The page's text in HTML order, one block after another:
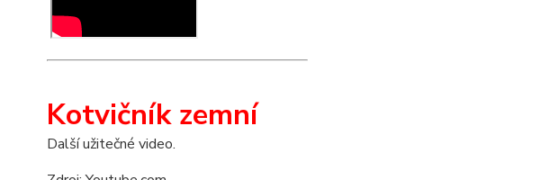
Kotvičník zemní
Další užitečné video.